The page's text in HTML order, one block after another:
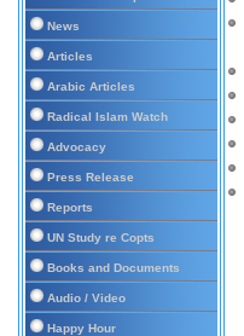
News
Articles
Arabic Articles
Radical Islam Watch
Advocacy
Press Release
Reports
UN Study re Copts
Books and Documents
Audio / Video
Happy Hour